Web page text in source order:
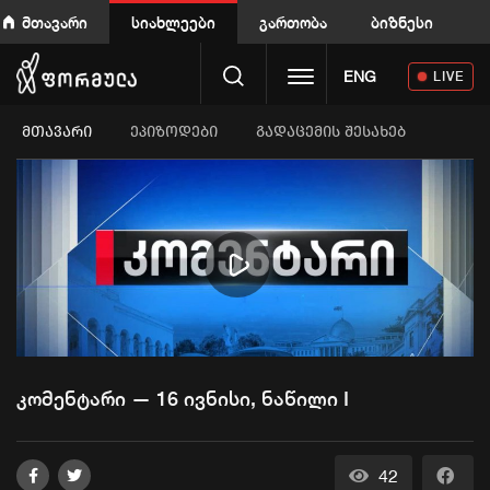
მთავარი სიახლეები გართობა ბიზნესი
Toggle navigation
ENG LIVE
ᲛᲗᲐᲕᲐᲠᲘ ეპიზოდები გადაცემის შესახებ
Play
Video
კომენტარი — 16 ივნისი, ნაწილი I
42